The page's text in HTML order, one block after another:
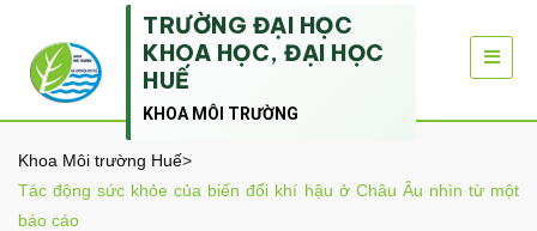
TRƯỜNG ĐẠI HỌC
KHOA HỌC, ĐẠI HỌC
HUẾ
KHOA MÔI TRƯỜNG
Khoa Môi trường Huế>
Tác động sức khỏe của biến đổi khí hậu ở Châu Âu nhìn từ một
báo cáo